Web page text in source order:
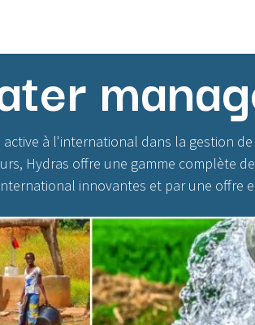
à l'international dans la gestion
Hydras offre une gamme complète
innovantes et par une offre